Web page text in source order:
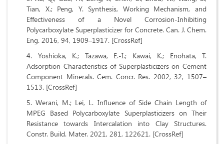
Tian, X.; Peng, Y. Synthesis, Working Mechanism, and
Effectiveness of a Novel Corrosion-Inhibiting
Polycarboxylate Superplasticizer for Concrete. Can. J. Chem.
Eng. 2016, 94, 1909–1917. [CrossRef]
Yoshioka, K.; Tazawa, E.-I.; Kawai, K.; Enohata, T.
Adsorption Characteristics of Superplasticizers on Cement
Component Minerals. Cem. Concr. Res. 2002, 32, 1507–
1513. [CrossRef]
Werani, M.; Lei, L. Inﬂuence of Side Chain Length of
MPEG Based Polycarboxylate Superplasticizers on Their
Resistance towards Intercalation into Clay Structures.
Constr. Build. Mater. 2021, 281, 122621. [CrossRef]